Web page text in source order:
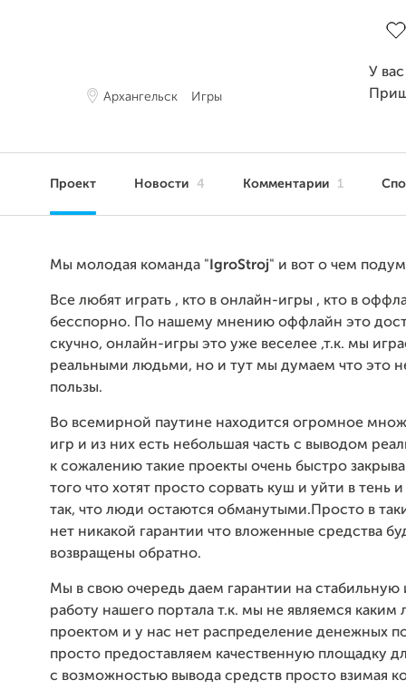
Архангельск Игры
У
Проект Новости 4 Комментарии 1
Мы молодая команда " IgroStroj" и вот о чем
Все любят играть , кто в онлайн-игры , кто в
бесспорно. По нашему мнению оффлайн это
скучно, онлайн-игры это уже веселее ,т.к. мы
реальными людьми, но и тут мы думаем что это
пользы.
Во всемирной паутине находится огромное
игр и из них есть небольшая часть с выводом
к сожалению такие проекты очень быстро
того что хотят просто сорвать куш и уйти в тень и
так, что люди остаются обманутыми.Просто в
нет никакой гарантии что вложенные средства
возвращены обратно.
Мы в свою очередь даем гарантии на стабильную
работу нашего портала т.к. мы не являемся каким
проектом и у нас нет распределение денежных
просто предоставляем качественную площадку
с возможностью вывода средств просто взимая